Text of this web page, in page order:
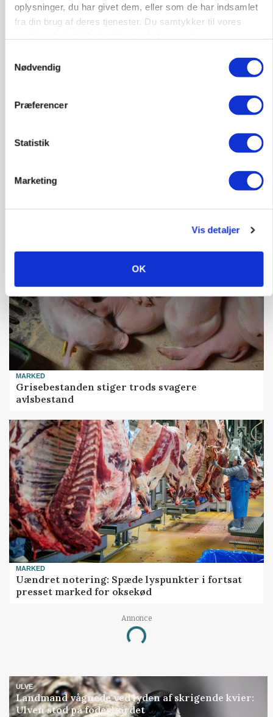
oplysninger, du har givet dem, eller som de har indsamlet
fra din brug af deres tjenester. Du samtykker til vores
Nødvendig
Præferencer
Statistik
Marketing
Vis detaljer
OK
Loading...
PLANTER
Før såmaskinen kører: Her er efterårets største
skadedyrsrisici
MARKED
Grisebestanden stiger trods svagere
avlsbestand
MARKED
Uændret notering: Spæde lyspunkter i fortsat
presset marked for oksekød
Annonce
Loading...
ULVE
Landmand vågnede ved lyden af skrigende kvier:
Ulven stod på foderbordet